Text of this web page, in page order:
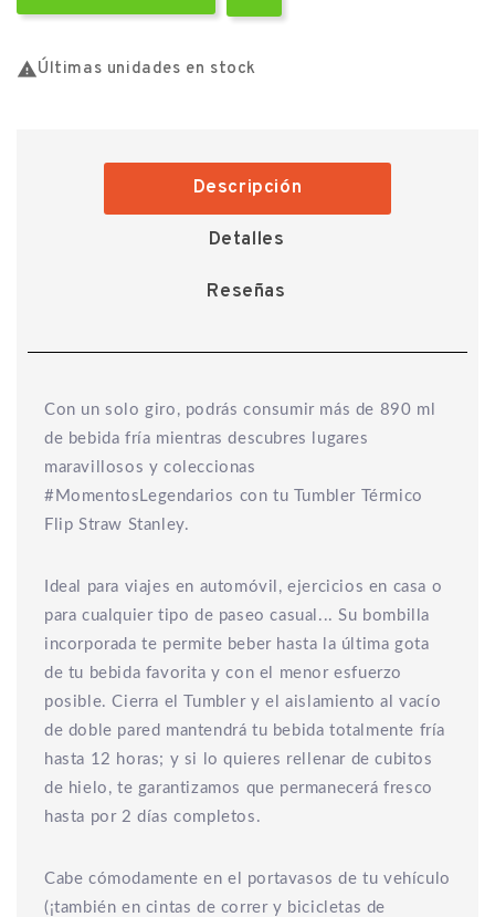
Últimas unidades en stock
Descripción
Detalles
Reseñas
Con un solo giro, podrás consumir más de 890 ml
de bebida fría mientras descubres lugares
maravillosos y coleccionas
#MomentosLegendarios con tu Tumbler Térmico
Flip Straw Stanley.
Ideal para viajes en automóvil, ejercicios en casa o
para cualquier tipo de paseo casual... Su bombilla
incorporada te permite beber hasta la última gota
de tu bebida favorita y con el menor esfuerzo
posible. Cierra el Tumbler y el aislamiento al vacío
de doble pared mantendrá tu bebida totalmente fría
hasta 12 horas; y si lo quieres rellenar de cubitos
de hielo, te garantizamos que permanecerá fresco
hasta por 2 días completos.
Cabe cómodamente en el portavasos de tu vehículo
(¡también en cintas de correr y bicicletas de